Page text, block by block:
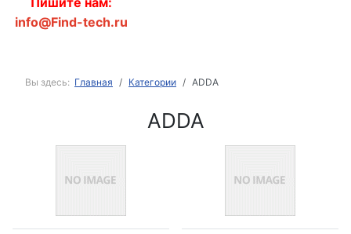
info@Find-tech.ru
Вы здесь: Главная Категории ADDA
ADDA